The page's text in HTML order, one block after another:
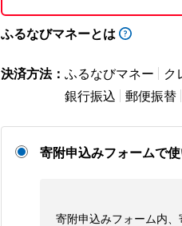
ふるなびマネーとは
決済方法： ふるなびマネー ク
銀行振込
郵便振替
寄附申込みフォームで
寄附申込みフォーム内、